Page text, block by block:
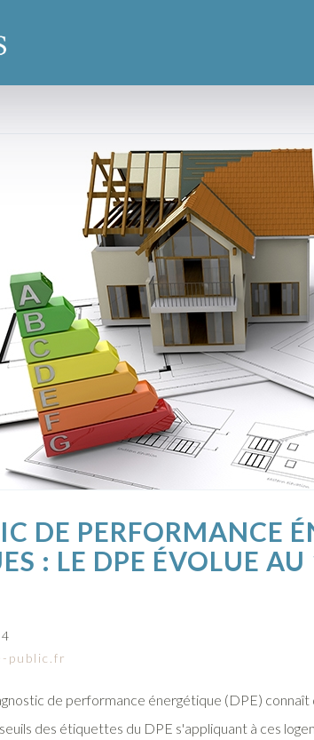
DE PERFORMANCE
: LE DPE ÉVOLUE
public.fr
de performance énergétique (DPE)
des étiquettes du DPE s'appliquant à ces